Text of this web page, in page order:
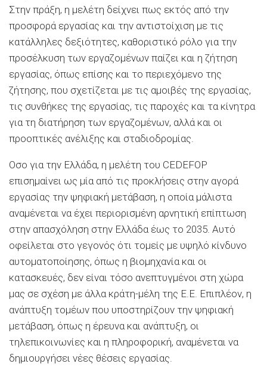
Στην πράξη, η μελέτη δείχνει πως εκτός από την
προσφορά εργασίας και την αντιστοίχιση με τις
κατάλληλες δεξιότητες, καθοριστικό ρόλο για την
προσέλκυση των εργαζομένων παίζει και η ζήτηση
εργασίας, όπως επίσης και το περιεχόμενο της
ζήτησης, που σχετίζεται με τις αμοιβές της εργασίας,
τις συνθήκες της εργασίας, τις παροχές και τα κίνητρα
για τη διατήρηση των εργαζομένων, αλλά και οι
προοπτικές ανέλιξης και σταδιοδρομίας.
Οσο για την Ελλάδα, η μελέτη του CEDEFOP
επισημαίνει ως μία από τις προκλήσεις στην αγορά
εργασίας την ψηφιακή μετάβαση, η οποία μάλιστα
αναμένεται να έχει περιορισμένη αρνητική επίπτωση
στην απασχόληση στην Ελλάδα έως το 2035. Αυτό
οφείλεται στο γεγονός ότι τομείς με υψηλό κίνδυνο
αυτοματοποίησης, όπως η βιομηχανία και οι
κατασκευές, δεν είναι τόσο ανεπτυγμένοι στη χώρα
μας σε σχέση με άλλα κράτη-μέλη της Ε.Ε. Επιπλέον, η
ανάπτυξη τομέων που υποστηρίζουν την ψηφιακή
μετάβαση, όπως η έρευνα και ανάπτυξη, οι
τηλεπικοινωνίες και η πληροφορική, αναμένεται να
δημιουργήσει νέες θέσεις εργασίας.